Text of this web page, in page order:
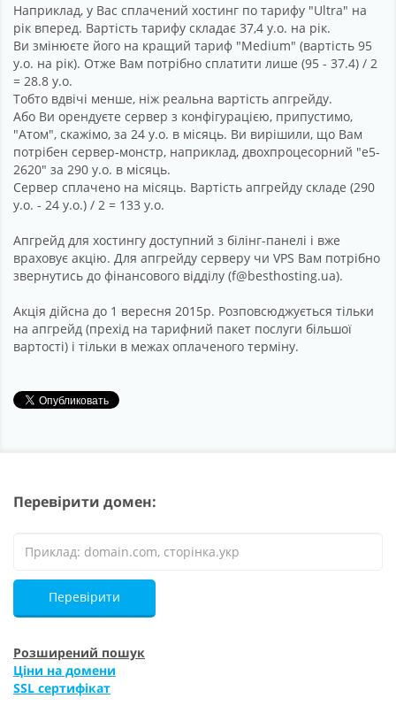
Наприклад, у Вас сплачений хостинг по тарифу "Ultra" на
рік вперед. Вартість тарифу складає 37,4 у.о. на рік.
Ви змінюєте його на кращий тариф "Medium" (вартість 95
у.о. на рік). Отже Вам потрібно сплатити лише (95 - 37.4) / 2
= 28.8 у.о.
Тобто вдвічі менше, ніж реальна вартість апгрейду.
Або Ви орендуєте сервер з конфігурацією, припустимо,
"Атом", скажімо, за 24 у.о. в місяць. Ви вирішили, що Вам
потрібен сервер-монстр, наприклад, двохпроцесорний "e5-
2620" за 290 у.о. в місяць.
Сервер сплачено на місяць. Вартість апгрейду складе (290
у.о. - 24 у.о.) / 2 = 133 у.о.
Апгрейд для хостингу доступний з білінг-панелі і вже
враховує акцію. Для апгрейду серверу чи VPS Вам потрібно
звернутись до фінансового відділу (f@besthosting.ua).
Акція дійсна до 1 вересня 2015р. Розповсюджується тільки
на апгрейд (прехід на тарифний пакет послуги більшої
вартості) і тільки в межах оплаченого терміну.
Перевірити домен:
Перевірити
Розширений пошук
Ціни на домени
SSL сертифікат